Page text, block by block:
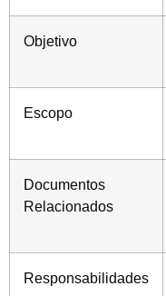
Objetivo
Escopo
Documentos
Relacionados
Responsabilidades